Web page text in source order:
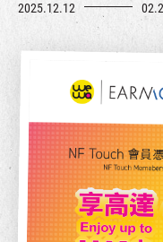
2025.12.12